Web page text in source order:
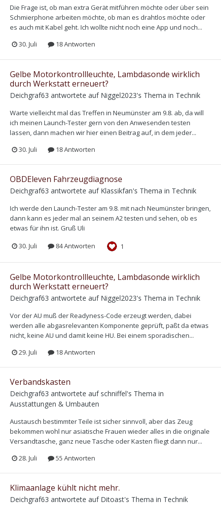
Die Frage ist, ob man extra Gerät mitführen möchte oder über sein
Schmierphone arbeiten möchte, ob man es drahtlos möchte oder
es auch mit Kabel geht. Ich wollte nicht noch eine App und noch...
30. Juli
18 Antworten
Gelbe Motorkontrollleuchte, Lambdasonde wirklich
durch Werkstatt erneuert?
Deichgraf63 antwortete auf Niggel2023's Thema in Technik
Warte vielleicht mal das Treffen in Neumünster am 9.8. ab, da will
ich meinen Launch-Tester gern von den Anwesenden testen
lassen, dann machen wir hier einen Beitrag auf, in dem jeder...
30. Juli
18 Antworten
OBDEleven Fahrzeugdiagnose
Deichgraf63 antwortete auf Klassikfan's Thema in Technik
Ich werde den Launch-Tester am 9.8. mit nach Neumünster bringen,
dann kann es jeder mal an seinem A2 testen und sehen, ob es
etwas für ihn ist. Gruß Uli
30. Juli 84 Antworten 1
Gelbe Motorkontrollleuchte, Lambdasonde wirklich
durch Werkstatt erneuert?
Deichgraf63 antwortete auf Niggel2023's Thema in Technik
Vor der AU muß der Readyness-Code erzeugt werden, dabei
werden alle abgasrelevanten Komponente geprüft, paßt da etwas
nicht, keine AU und damit keine HU. Bei einem sporadischen...
29. Juli
18 Antworten
Verbandskasten
Deichgraf63 antwortete auf schniffel's Thema in
Ausstattungen & Umbauten
Austausch bestimmter Teile ist sicher sinnvoll, aber das Zeug
bekommen wohl nur asiatische Frauen wieder alles in die originale
Versandtasche, ganz neue Tasche oder Kasten fliegt dann nur...
28. Juli
55 Antworten
Klimaanlage kühlt nicht mehr.
Deichgraf63 antwortete auf Ditoast's Thema in Technik